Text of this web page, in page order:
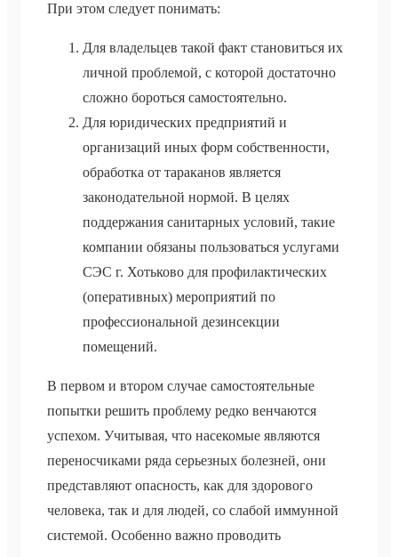
При этом следует понимать:
Для владельцев такой факт становиться их
личной проблемой, с которой достаточно
сложно бороться самостоятельно.
Для юридических предприятий и
организаций иных форм собственности,
обработка от тараканов является
законодательной нормой. В целях
поддержания санитарных условий, такие
компании обязаны пользоваться услугами
СЭС г. Хотьково для профилактических
(оперативных) мероприятий по
профессиональной дезинсекции
помещений.
В первом и втором случае самостоятельные
попытки решить проблему редко венчаются
успехом. Учитывая, что насекомые являются
переносчиками ряда серьезных болезней, они
представляют опасность, как для здорового
человека, так и для людей, со слабой иммунной
системой. Особенно важно проводить